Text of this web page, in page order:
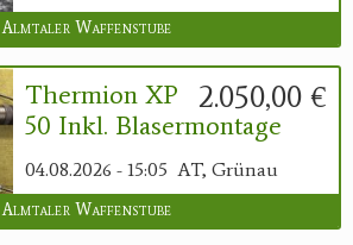
Almtaler Waffenstube
2.050,00 €
Thermion XP
50 Inkl. Blasermontage
04.08.2026 - 15:05 AT, Grünau
Almtaler Waffenstube